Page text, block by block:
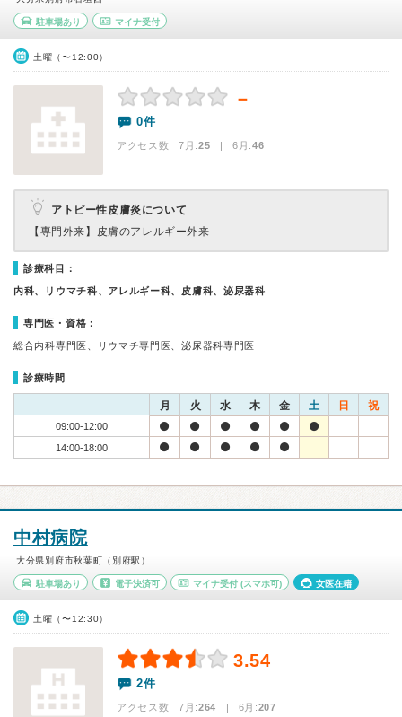
駐車場あり マイナ受付
土曜（〜12:00）
－
0件
アクセス数 7月:25 | 6月:46
アトピー性皮膚炎について
【専門外来】 皮膚のアレルギー外来
診療科目：
内科、リウマチ科、アレルギー科、皮膚科、泌尿器科
専門医・資格：
総合内科専門医、リウマチ専門医、泌尿器科専門医
診療時間
月 火 水 木 金 土 日 祝
09:00-12:00
14:00-18:00
中村病院
大分県別府市秋葉町（別府駅）
駐車場あり 電子決済可 マイナ受付 (スマホ可) 女医在籍
土曜（〜12:30）
3.54
2件
アクセス数 7月:264 | 6月:207